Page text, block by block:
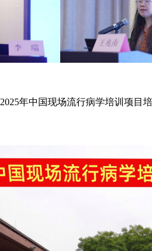
2025年中国现场流行病学培训项目